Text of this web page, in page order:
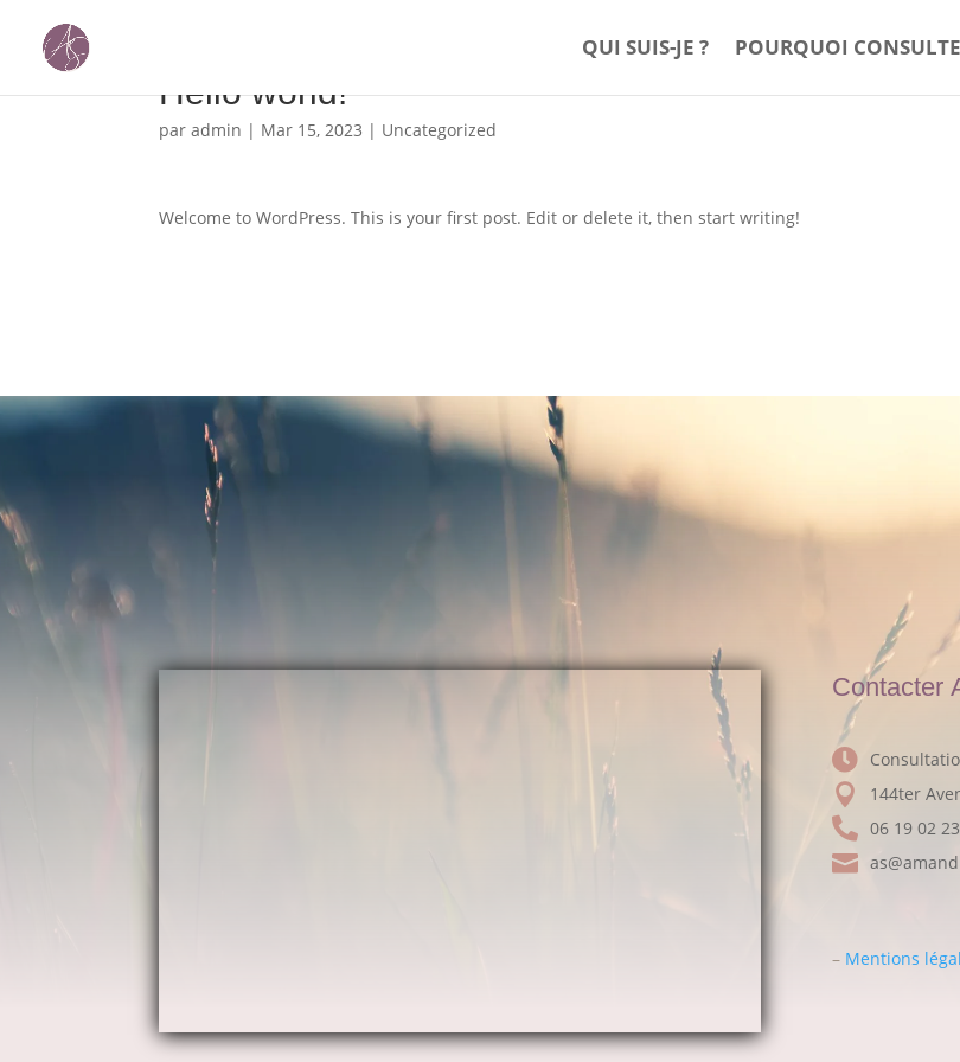
QUI SUIS-JE ? POURQUOI
Hello world!
paradmin | Mar 15, 2023 | Uncategorized
Welcome to WordPress. This is your first post. Edit or delete it, then start writing!
Contacter

 144ter
 06 19 02

– Mentions